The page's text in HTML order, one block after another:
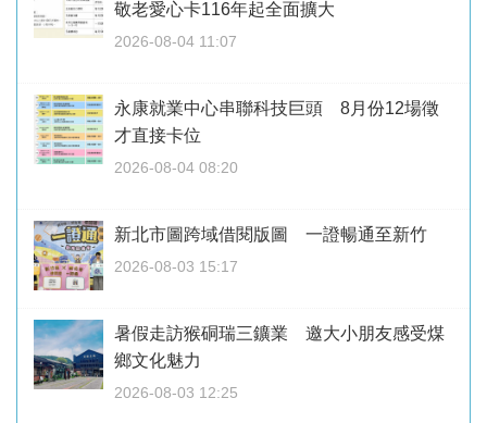
敬老愛心卡116年起全面擴大
2026-08-04 11:07
永康就業中心串聯科技巨頭 8月份12場徵
才直接卡位
2026-08-04 08:20
新北市圖跨域借閱版圖 一證暢通至新竹
2026-08-03 15:17
暑假走訪猴硐瑞三鑛業 邀大小朋友感受煤
鄉文化魅力
2026-08-03 12:25